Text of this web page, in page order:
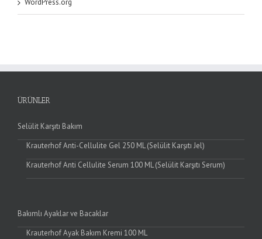
WordPress.org
ÜRÜNLER
Selülit Karşıtı Bakım
Krauterhof Anti-Cellulite Gel 250 ML (Selülit Karşıtı Jel)
Krauterhof Anti Cellulite Serum 100 ML (Selülit Karşıtı Serum)
Bakımlı Ayaklar ve Bacaklar
Krauterhof Ayak Bakım Kremi 100 ML